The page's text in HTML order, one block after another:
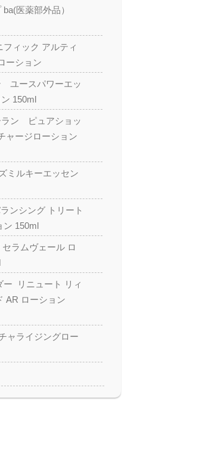
医薬部外品）
フィック アルティ
ーション
ユースパワーエッ
150ml
ラン ピュアショッ
ャージローション
ミルキーエッセン
ンシング トリート
ン 150ml
ラムヴェール ロ
ー リニュート リィ
AR ローション
ャライジングロー